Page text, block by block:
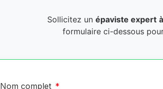
Sollicitez un épaviste expert
formulaire ci-dessous
Nom complet